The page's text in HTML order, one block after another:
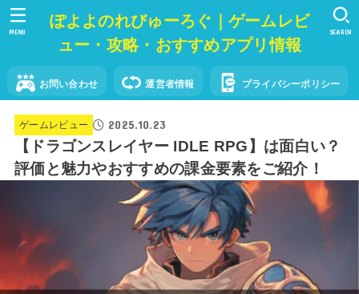
ぽよよのれびゅーろぐ｜ゲームレビ
ュー・攻略・おすすめアプリ情報
お問い合わせ 運営者情報 プライバシーポリシー
SEARCH
MENU
ゲームレビュー 2025.10.23
【ドラゴンスレイヤー IDLE RPG】は面白い？
評価と魅力やおすすめの課金要素をご紹介！